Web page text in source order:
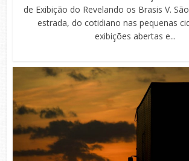
de Exibição do Revelando os Brasis V.
estrada, do cotidiano nas pequenas
exibições abertas e...